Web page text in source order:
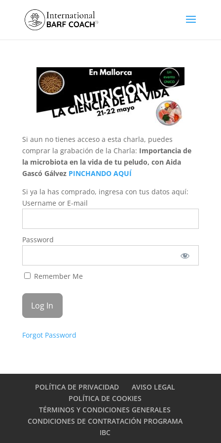
Si aun no tienes acceso a esta charla, puedes
comprar la grabación de la Charla: Importancia de
la microbiota en la vida de tu peludo, con Aida
Gascó Gálvez PINCHANDO AQUÍ
Si ya la has comprado, ingresa con tus datos aquí:
Username or E-mail
Password
Remember Me
Forgot Password
POLÍTICA DE PRIVACIDAD
AVISO LEGAL
POLÍTICA DE COOKIES
TÉRMINOS Y CONDICIONES GENERALES
CONDICIONES DE CONTRATACIÓN PROGRAMA
IBC